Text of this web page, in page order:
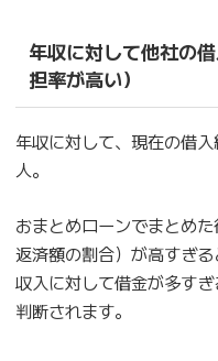
年収に対して他社の
担率が高い）
年収に対して、現在の借
人。
おまとめローンでまとめ
返済額の割合）が高すぎる
収入に対して借金が多す
判断されます。